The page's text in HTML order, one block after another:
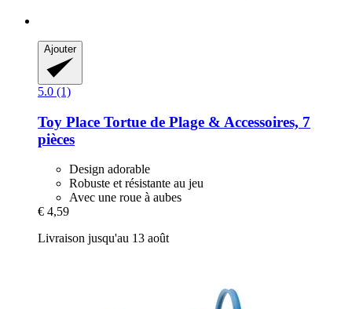
Ajouter
5.0 (1)
Toy Place Tortue de Plage & Accessoires, 7
pièces
Design adorable
Robuste et résistante au jeu
Avec une roue à aubes
€ 4,59
Livraison jusqu'au 13 août